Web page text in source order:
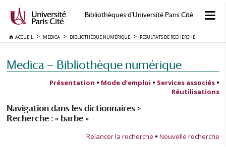
Bibliothèques d'Université Paris Cité
ACCUEIL MEDICA BIBLIOTHÈQUE NUMÉRIQUE RÉSULTATS DE RECHERCHE
Medica — Bibliothèque numérique
Présentation • Mode d’emploi • Services associés •
Réutilisations
Navigation dans les dictionnaires >
Recherche : « barbe »
Relancer la recherche • Nouvelle recherche